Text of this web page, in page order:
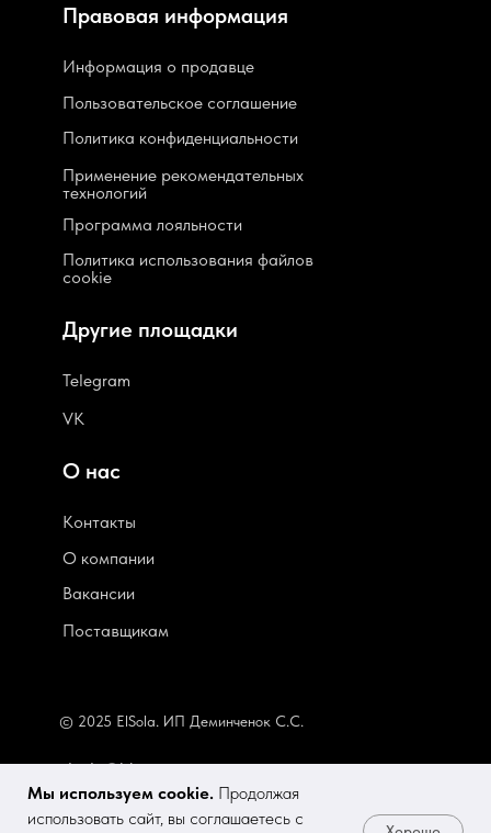
Мы используем cookie. Продолжая
использовать сайт, вы соглашаетесь с
Пользовательское соглашение
Политика конфиденциальности
Программа лояльности
Политика использования файлов
cookie
elsola@bk.ru
Применение рекомендательных
технологий
Информация о продавце
Контакты
© 2025 ElSola. ИП Деминченок С.С.
Поставщикам
Вакансии
О компании
Telegram
VK
Правовая информация
О нас
Другие площадки